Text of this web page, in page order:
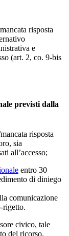
risposta
e
(art. 2, co. 9-bis
previsti dalla
risposta
sia
all’accesso;
entro 30
di diniego
comunicazione
rigetto.
civico, tale
del ricorso.